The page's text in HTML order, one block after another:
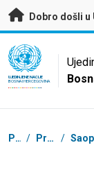
Preskoči na glavni
Dobro došli
UN Logo
UJEDINJENE NACIJE
BOSNA I HERCEGOVINA
Mrvice
Početna / Press Centar /